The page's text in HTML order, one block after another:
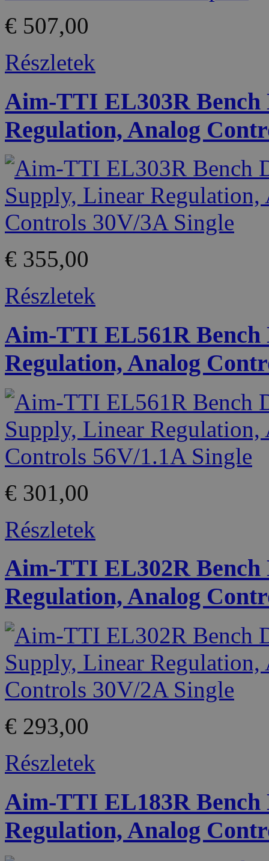
€ 507,00
Részletek
Aim-TTI EL303R Bench
Regulation, Analog
€ 355,00
Részletek
Aim-TTI EL561R Bench
Regulation, Analog
€ 301,00
Részletek
Aim-TTI EL302R Bench
Regulation, Analog
€ 293,00
Részletek
Aim-TTI EL183R Bench
Regulation, Analog